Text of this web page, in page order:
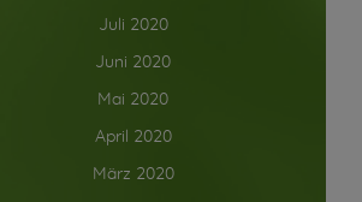
Juli 2020
Juni 2020
Mai 2020
April 2020
März 2020